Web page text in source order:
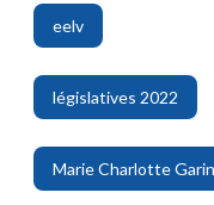
eelv
,
législatives 2022
,
Marie Charlotte Garin
,